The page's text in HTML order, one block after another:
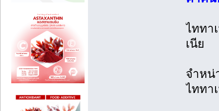
ไททา
เนีย
จำหน่
ไททา